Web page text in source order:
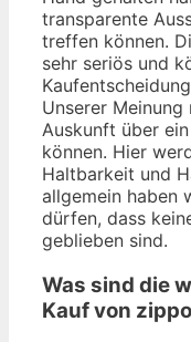
transparente
treffen können.
sehr seriös und
Unserer
Auskunft über
können. Hier
Haltbarkeit und
allgemein haben
dürfen, dass
geblieben sind.
Was sind die
Kauf von